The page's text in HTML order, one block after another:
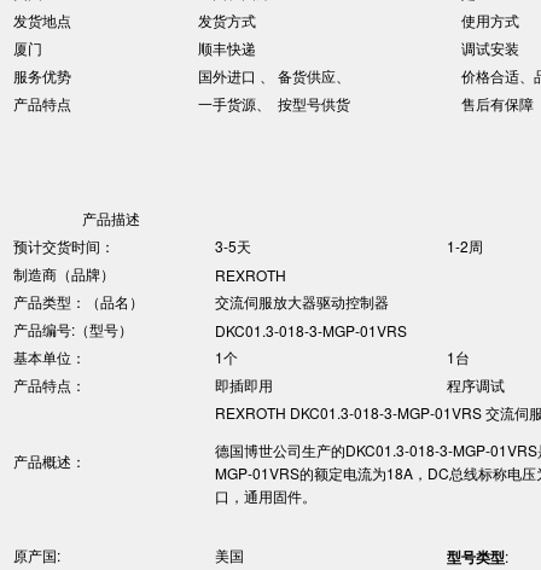
发货地点
发货方式
使用方式
厦门
顺丰快递
调试安装
服务优势
国外进口 、 备货供应、
价格合适、
产品特点
一手货源、 按型号供货 售后有保障
产品描述
预计交货时间：
3-5天
1-2周
制造商（品牌）
REXROTH
产品类型：（品名）
交流伺服放大器驱动控制器
产品编号:（型号）
DKC01.3-018-3-MGP-01VRS
基本单位：
1个
1台
产品特点：
即插即用 程序调试
产品概述：
REXROTH DKC01.3-018-3-MGP-01VRS 交流伺
德国博世公司生产的DKC01.3-018-3-MGP-
MGP-01VRS的额定电流为18A，DC总线标称电
口，通用固件。
原产国: 美国 型号类型: